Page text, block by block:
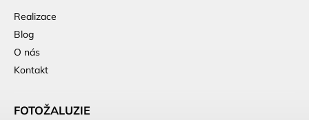
Realizace
Blog
O nás
Kontakt
FOTOŽALUZIE